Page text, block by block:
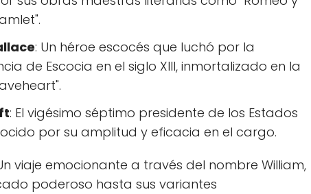
: Un héroe escocés que luchó por la
de Escocia en el siglo XIII, inmortalizado en la
: El vigésimo séptimo presidente de los Estados
por su amplitud y eficacia en el cargo.
viaje emocionante a través del nombre William,
poderoso hasta sus variantes